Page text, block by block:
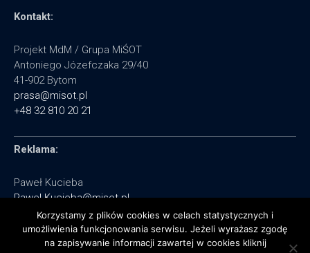
Kontakt:
Projekt MdM / Grupa MiŚOT
Antoniego Józefczaka 29/40
41-902 Bytom
prasa@misot.pl
+48 32 810 20 21
Reklama:
Paweł Kucieba
Pawel.Kucieba@misot.pl
+48 602 495 064
Korzystamy z plików cookies w celach statystycznych i
umożliwienia funkcjonowania serwisu. Jeżeli wyrażasz zgodę
na zapisywanie informacji zawartej w cookies kliknij